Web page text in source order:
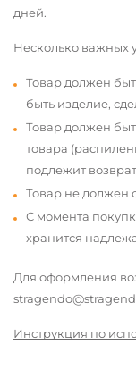
дней.
Несколько важных
Товар должен
быть изделие,
Товар должен
товара
подлежит
Товар не должен
С момента
хранится
Для оформления
Инструкция по